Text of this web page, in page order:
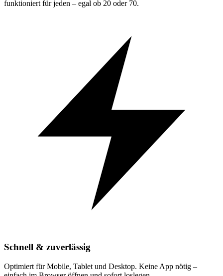
funktioniert für jeden – egal ob 20 oder 70.
Schnell & zuverlässig
Optimiert für Mobile, Tablet und Desktop. Keine App nötig –